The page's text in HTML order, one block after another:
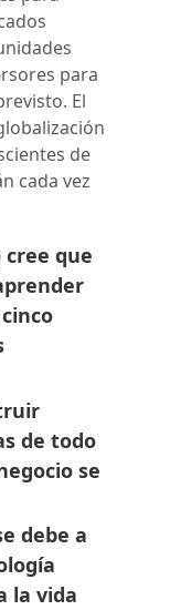
para
El
de
cada vez
cree que
de todo
se
debe a
la vida